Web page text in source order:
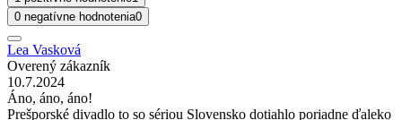
0 negatívne hodnotenia0
Lea Vasková
Overený zákazník
10.7.2024
Áno, áno, áno!
Prešporské divadlo to so sériou Slovensko dotiahlo poriadne ďaleko